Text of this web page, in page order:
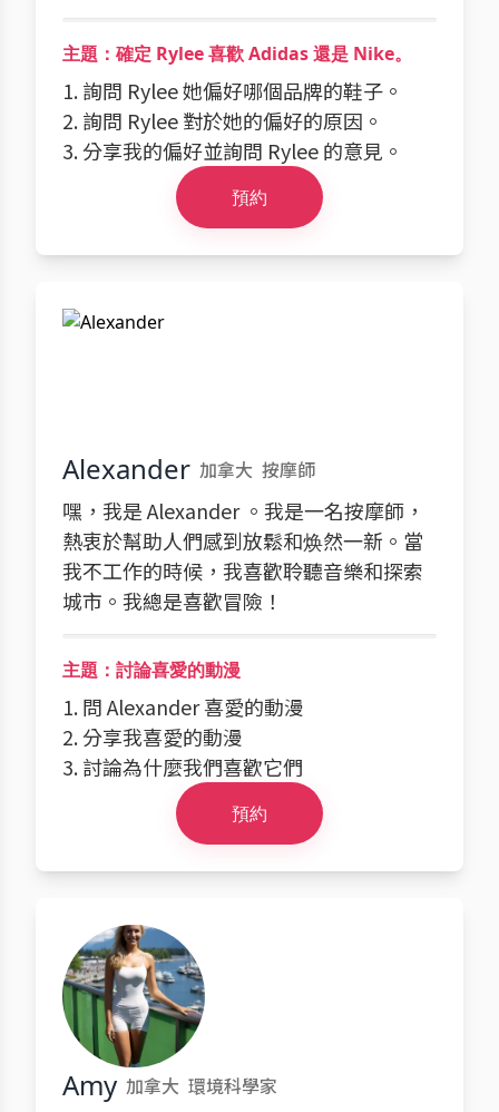
主題：確定 Rylee 喜歡 Adidas 還是 Nike。
1. 詢問 Rylee 她偏好哪個品牌的鞋子。
2. 詢問 Rylee 對於她的偏好的原因。
3. 分享我的偏好並詢問 Rylee 的意見。
預約
Alexander 加拿大 按摩師
嘿，我是 Alexander 。我是一名按摩師，
熱衷於幫助人們感到放鬆和焕然一新。當
我不工作的時候，我喜歡聆聽音樂和探索
城市。我總是喜歡冒險！
主題：討論喜愛的動漫
1. 問 Alexander 喜愛的動漫
2. 分享我喜愛的動漫
3. 討論為什麼我們喜歡它們
預約
Amy 加拿大 環境科學家